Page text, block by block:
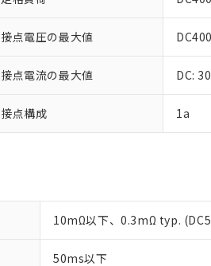
接点電圧の最大値
接点電流の最大値 DC:
接点構成 1a
10mΩ以下、0.3mΩ typ.
50ms以下
ご利用条件
以下の条件をお
い。
正式な納期
対応済み：
対応予定なし：
調査・確認中：
非該当品：ライ
仕入先様の事情
があります。
但し、RoHS指令で産
フタル酸エステル類の
※1 中国
「○」：最大均質
「×」：最大均質
Pb(鉛) :1000ppm、
DBP(フタル酸ジブチル
当社は貴社
置等に一切
○ 一定数